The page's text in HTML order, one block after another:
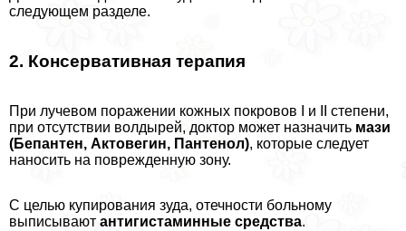
следующем разделе.
2. Консервативная терапия
При лучевом поражении кожных покровов I и II степени,
при отсутствии волдырей, доктор может назначить мази
(Бепантен, Актовегин, Пантенол), которые следует
наносить на поврежденную зону.
С целью купирования зуда, отечности больному
выписывают антигистаминные средства.